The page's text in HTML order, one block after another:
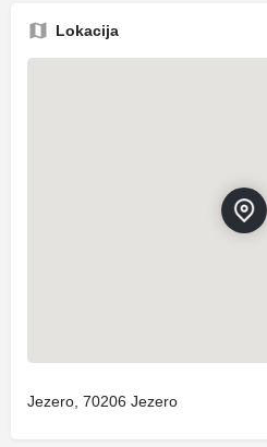
Lokacija
Jezero, 70206 Jezero